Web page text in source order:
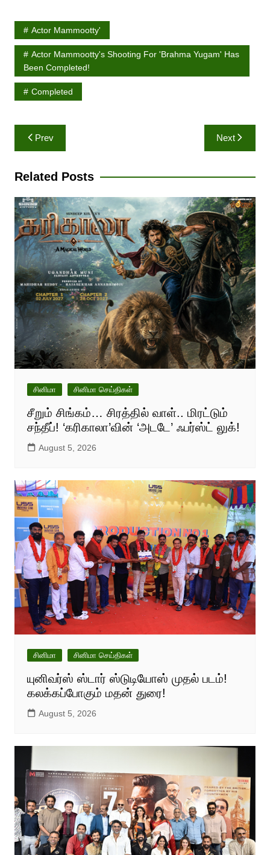
Actor Mammootty'
Actor Mammootty's Shooting For 'Brahma Yugam' Has
Been Completed!
Completed
Post
navigation
Prev Next
Related Posts
சினிமா சினிமா செய்திகள்
சீறும் சிங்கம்… சிரத்தில் வாள்.. மிரட்டும்
சந்தீப்! ‘கரிகாலா’வின் ‘அடடே’ ஃபர்ஸ்ட் லுக்!
August 5, 2026
சினிமா சினிமா செய்திகள்
யுனிவர்ஸ் ஸ்டார் ஸ்டுடியோஸ் முதல் படம்!
கலக்கப்போகும் மதன் துரை!
August 5, 2026